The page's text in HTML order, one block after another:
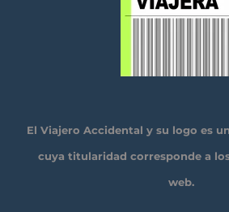
El Viajero Accidental y su logo es
cuya titularidad corresponde a
web.